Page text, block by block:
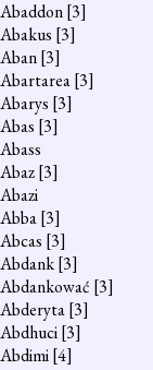
Abaddon[3]
Abakus [3]
Aban[3]
Abartarea[3]
Abarys [3]
Abas [3]
Abass
Abaz[3]
Abazi
Abba[3]
Abcas [3]
Abdank[3]
Abdankować [3]
Abderyta[3]
Abdhuci[3]
Abdimi[4]